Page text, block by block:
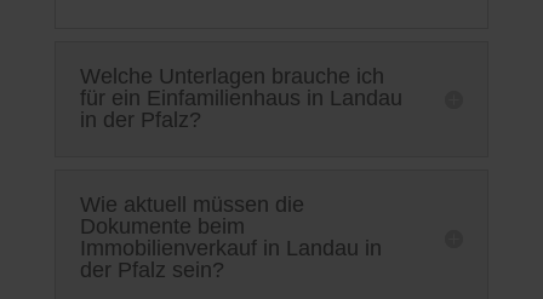
Welche Unterlagen brauche ich
für ein Einfamilienhaus in Landau
in der Pfalz?
Wie aktuell müssen die
Dokumente beim
Immobilienverkauf in Landau in
der Pfalz sein?